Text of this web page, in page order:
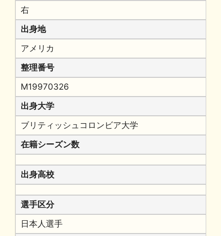
右
出身地
アメリカ
整理番号
M19970326
出身大学
ブリティッシュコロンビア大学
在籍シーズン数
出身高校
選手区分
日本人選手